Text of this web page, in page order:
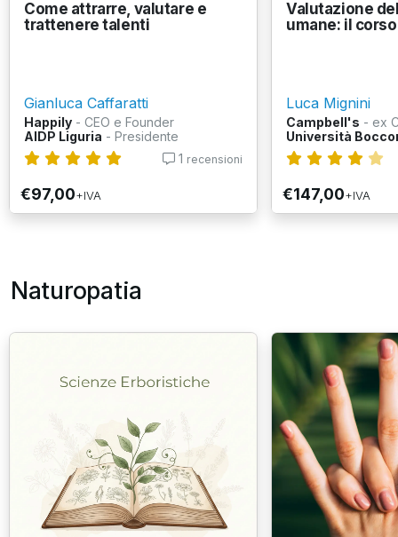
Come attrarre, valutare e
trattenere talenti
Gianluca Caffaratti
Happily - CEO e Founder
AIDP Liguria - Presidente
1 recensioni
€97,00+IVA
Valutazione
umane: il
Luca Mignini
Campbell's - ex
Università
€147,00+IVA
Naturopatia